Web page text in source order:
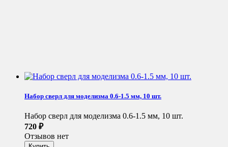
Набор сверл для моделизма 0.6-1.5 мм, 10 шт.
Набор сверл для моделизма 0.6-1.5 мм, 10 шт.
720 ₽
Отзывов нет